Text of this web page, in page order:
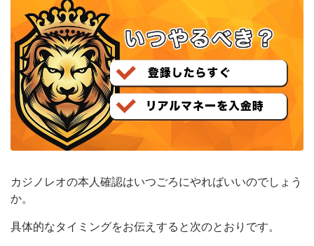
カジノレオの本人確認はいつごろにやればいいのでしょう
か。
具体的なタイミングをお伝えすると次のとおりです。